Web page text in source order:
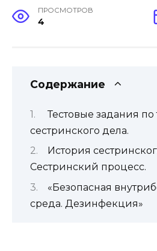
ПРОСМОТРОВ
4
Содержание
Тестовые задания
сестринского дела.
История
Сестринский процесс.
«Безопасная
среда. Дезинфекция»